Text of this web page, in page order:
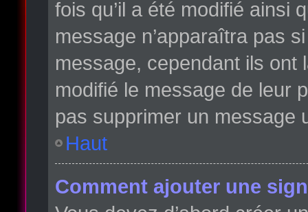
fois qu’il a été modifié ainsi
message n’apparaîtra pas
message, cependant ils ont
modifié le message de leur
pas supprimer un message
Haut
Comment ajouter une